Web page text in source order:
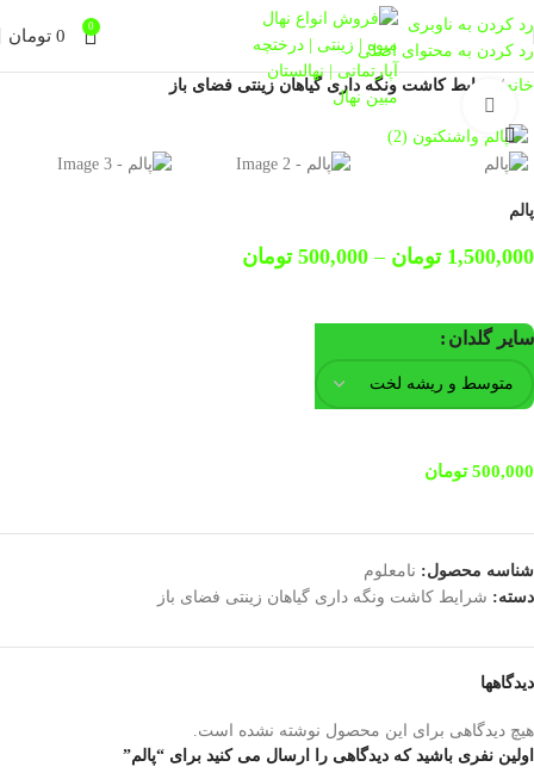
رد کردن به ناوبری
رد کردن به محتوای اصلی
0
0 تومان
خانه شرایط کاشت ونگه داری گیاهان زینتی فضای باز
بزرگنمایی تصویر
پالم
1,500,000 تومان –
500,000 تومان
سایر گلدان
500,000 تومان
شناسه محصول: نامعلوم
دسته: شرایط کاشت ونگه داری گیاهان زینتی فضای باز
دیدگاهها
هیچ دیدگاهی برای این محصول نوشته نشده است.
اولین نفری باشید که دیدگاهی را ارسال می کنید برای “پالم”